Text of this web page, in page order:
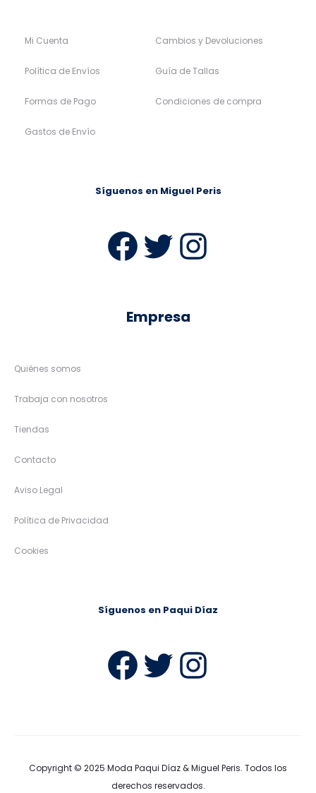
Mi Cuenta
Política de Envíos
Formas de Pago
Gastos de Envío
Cambios y Devoluciones
Guía de Tallas
Condiciones de compra
Síguenos en Miguel Peris
Facebook
Twitter
Empresa
Quiénes somos
Trabaja con nosotros
Tiendas
Contacto
Aviso Legal
Política de Privacidad
Cookies
Síguenos en Paqui Díaz
Facebook
Twitter
Copyright © 2025 Moda Paqui Díaz & Miguel Peris. Todos los
derechos reservados.